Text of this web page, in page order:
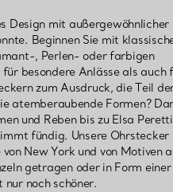
Design mit außergewöhnlicher
Beginnen Sie mit
, Perlen- oder farbigen
besondere Anlässe als auch
zum Ausdruck, die Teil
atemberaubende Formen?
und Reben bis zu Elsa
fündig. Unsere Ohrstecker
New York und von Motiven
getragen oder in Form einer
noch schöner.